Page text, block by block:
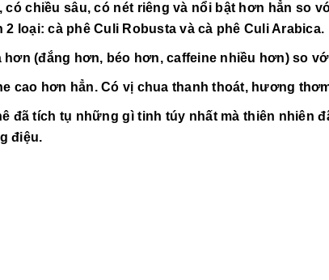
có chiều sâu, có nét riêng và nổi bật hơn hẳn so
loại: cà phê Culi Robusta và cà phê Culi Arabica.
(đắng hơn, béo hơn, caffeine nhiều hơn) so
cao hơn hẳn. Có vị chua thanh thoát, hương
đã tích tụ những gì tinh túy nhất mà thiên nhiên
điệu.